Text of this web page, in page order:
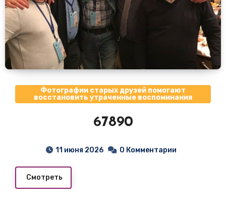
Фотографии старых друзей помогают
восстановить утраченные воспоминания
67890
11 июня 2026 0 Комментарии
Смотреть